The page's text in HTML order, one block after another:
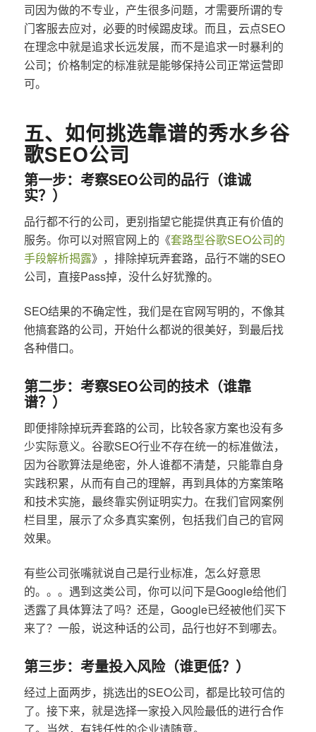
司因为做的不专业，产生很多问题，才需要所谓的专
门客服去应对，必要的时候踢皮球。而且，云点SEO
在理念中就是追求长远发展，而不是追求一时暴利的
公司；价格制定的标准就是能够保持公司正常运营即
可。
五、如何挑选靠谱的秀水乡谷
歌SEO公司
第一步：考察SEO公司的品行（谁诚
实？）
品行都不行的公司，更别指望它能提供真正有价值的
服务。你可以对照官网上的《套路型谷歌SEO公司的
手段解析揭露》，排除掉玩弄套路，品行不端的SEO
公司，直接Pass掉，没什么好犹豫的。
SEO结果的不确定性，我们是在官网写明的，不像其
他搞套路的公司，开始什么都说的很美好，到最后找
各种借口。
第二步：考察SEO公司的技术（谁靠
谱？）
即便排除掉玩弄套路的公司，比较各家方案也没有多
少实际意义。谷歌SEO行业不存在统一的标准做法，
因为谷歌算法是绝密，外人谁都不清楚，只能靠自身
实践积累，从而有自己的理解，再到具体的方案策略
和技术实施，最终靠实例证明实力。在我们官网案例
栏目里，展示了众多真实案例，包括我们自己的官网
效果。
有些公司张嘴就说自己是行业标准，怎么好意思
的。。。遇到这类公司，你可以问下是Google给他们
透露了具体算法了吗？还是，Google已经被他们买下
来了？一般，说这种话的公司，品行也好不到哪去。
第三步：考量投入风险（谁更低？）
经过上面两步，挑选出的SEO公司，都是比较可信的
了。接下来，就是选择一家投入风险最低的进行合作